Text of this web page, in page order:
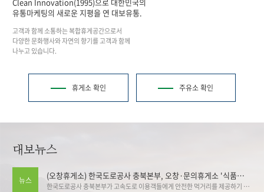
유통마케팅의 새로운 지평을 연 대보유통.
고객과 함께 소통하는 복합휴게공간으로서
다양한 문화행사와 자연의 향기를 고객과 함께
나누고 있습니다.
휴게소 확인 주유소 확인
대보뉴스
뉴스 (오창휴게소) 한국도로공사 충북본부, 오창·문의휴게소 '식품안심구역' 추가 지정
한국도로공사 충북본부가 고속도로 이용객들에게 안전한 먹거리를 제공하기 위해 관내 휴게소의 식품안심구역 지정을 대폭 확대했다. 도공 충북본부는 오창(양방향)휴게소와 문의청남대(양방향)휴게소가 식품안심구역으로 추가 지정됨에 따라, 오창(하남방향)휴게소에서 공식 지정식을 개최했다. 기사출처▶한국도로공사 충북본부, 오창·문의휴게소 '식품안심구역' 추가 지정:브레이크뉴스